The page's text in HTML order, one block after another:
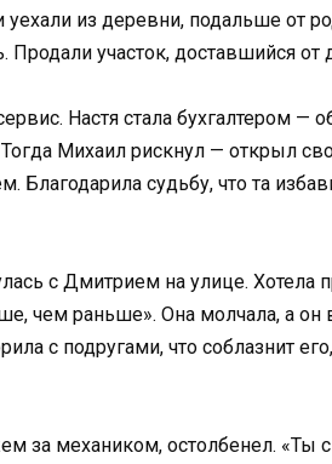
из деревни, подальше от
участок, доставшийся
Настя стала бухгалтером —
Михаил рискнул — открыл
Благодарила судьбу, что та
с Дмитрием на улице. Хотела
чем раньше». Она молчала, а
с подругами, что соблазнит
за механиком, остолбенел.